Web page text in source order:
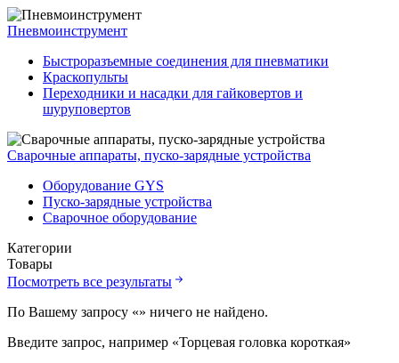
Пневмоинструмент
Быстроразъемные соединения для пневматики
Краскопульты
Переходники и насадки для гайковертов и
шуруповертов
Сварочные аппараты, пуско-зарядные устройства
Оборудование GYS
Пуско-зарядные устройства
Сварочное оборудование
Категории
Товары
Посмотреть все результаты
По Вашему запросу «» ничего не найдено.
Введите запрос, например «Торцевая головка короткая»